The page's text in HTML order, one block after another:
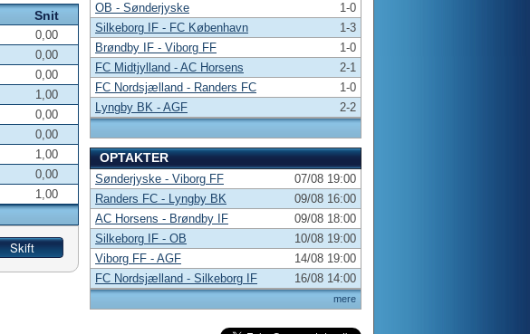
Snit
0,00
0,00
0,00
1,00
0,00
0,00
1,00
0,00
1,00
OB - Sønderjyske
1-0
Silkeborg IF - FC København
1-3
Brøndby IF - Viborg FF
1-0
FC Midtjylland - AC Horsens
2-1
FC Nordsjælland - Randers FC
1-0
Lyngby BK - AGF
2-2
OPTAKTER
mere
Sønderjyske - Viborg FF
07/08 19:00
Randers FC - Lyngby BK
09/08 16:00
AC Horsens - Brøndby IF
09/08 18:00
Silkeborg IF - OB
10/08 19:00
Viborg FF - AGF
14/08 19:00
FC Nordsjælland - Silkeborg IF
16/08 14:00